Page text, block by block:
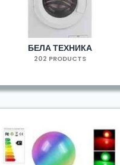
БЕЛА ТЕХНИКА
202 PRODUCTS